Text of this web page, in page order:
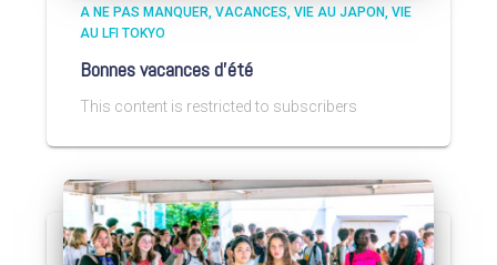
A NE PAS MANQUER VACANCES VIE AU JAPON VIE
AU LFI TOKYO
Bonnes vacances d’été
This content is restricted to subscribers